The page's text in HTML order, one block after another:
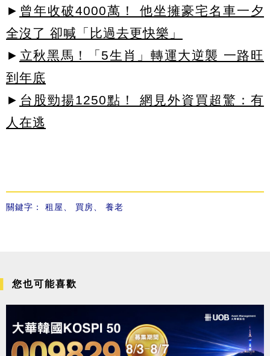
► 曾年收破4000萬！ 他坐擁豪宅名車一夕
全沒了 卻喊「比過去更快樂」
► 立秋黑馬！「5生肖」轉運大逆襲 一路旺
到年底
► 台股勁揚1250點！ 網見外資買超驚：有
人在逃
關鍵字： 租屋、 買房、 養老
您也可能喜歡